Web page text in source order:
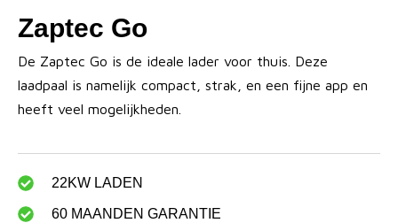
Zaptec Go
De Zaptec Go is de ideale lader voor thuis. Deze
laadpaal is namelijk compact, strak, en een fijne app en
heeft veel mogelijkheden.
22KW LADEN
60 MAANDEN GARANTIE